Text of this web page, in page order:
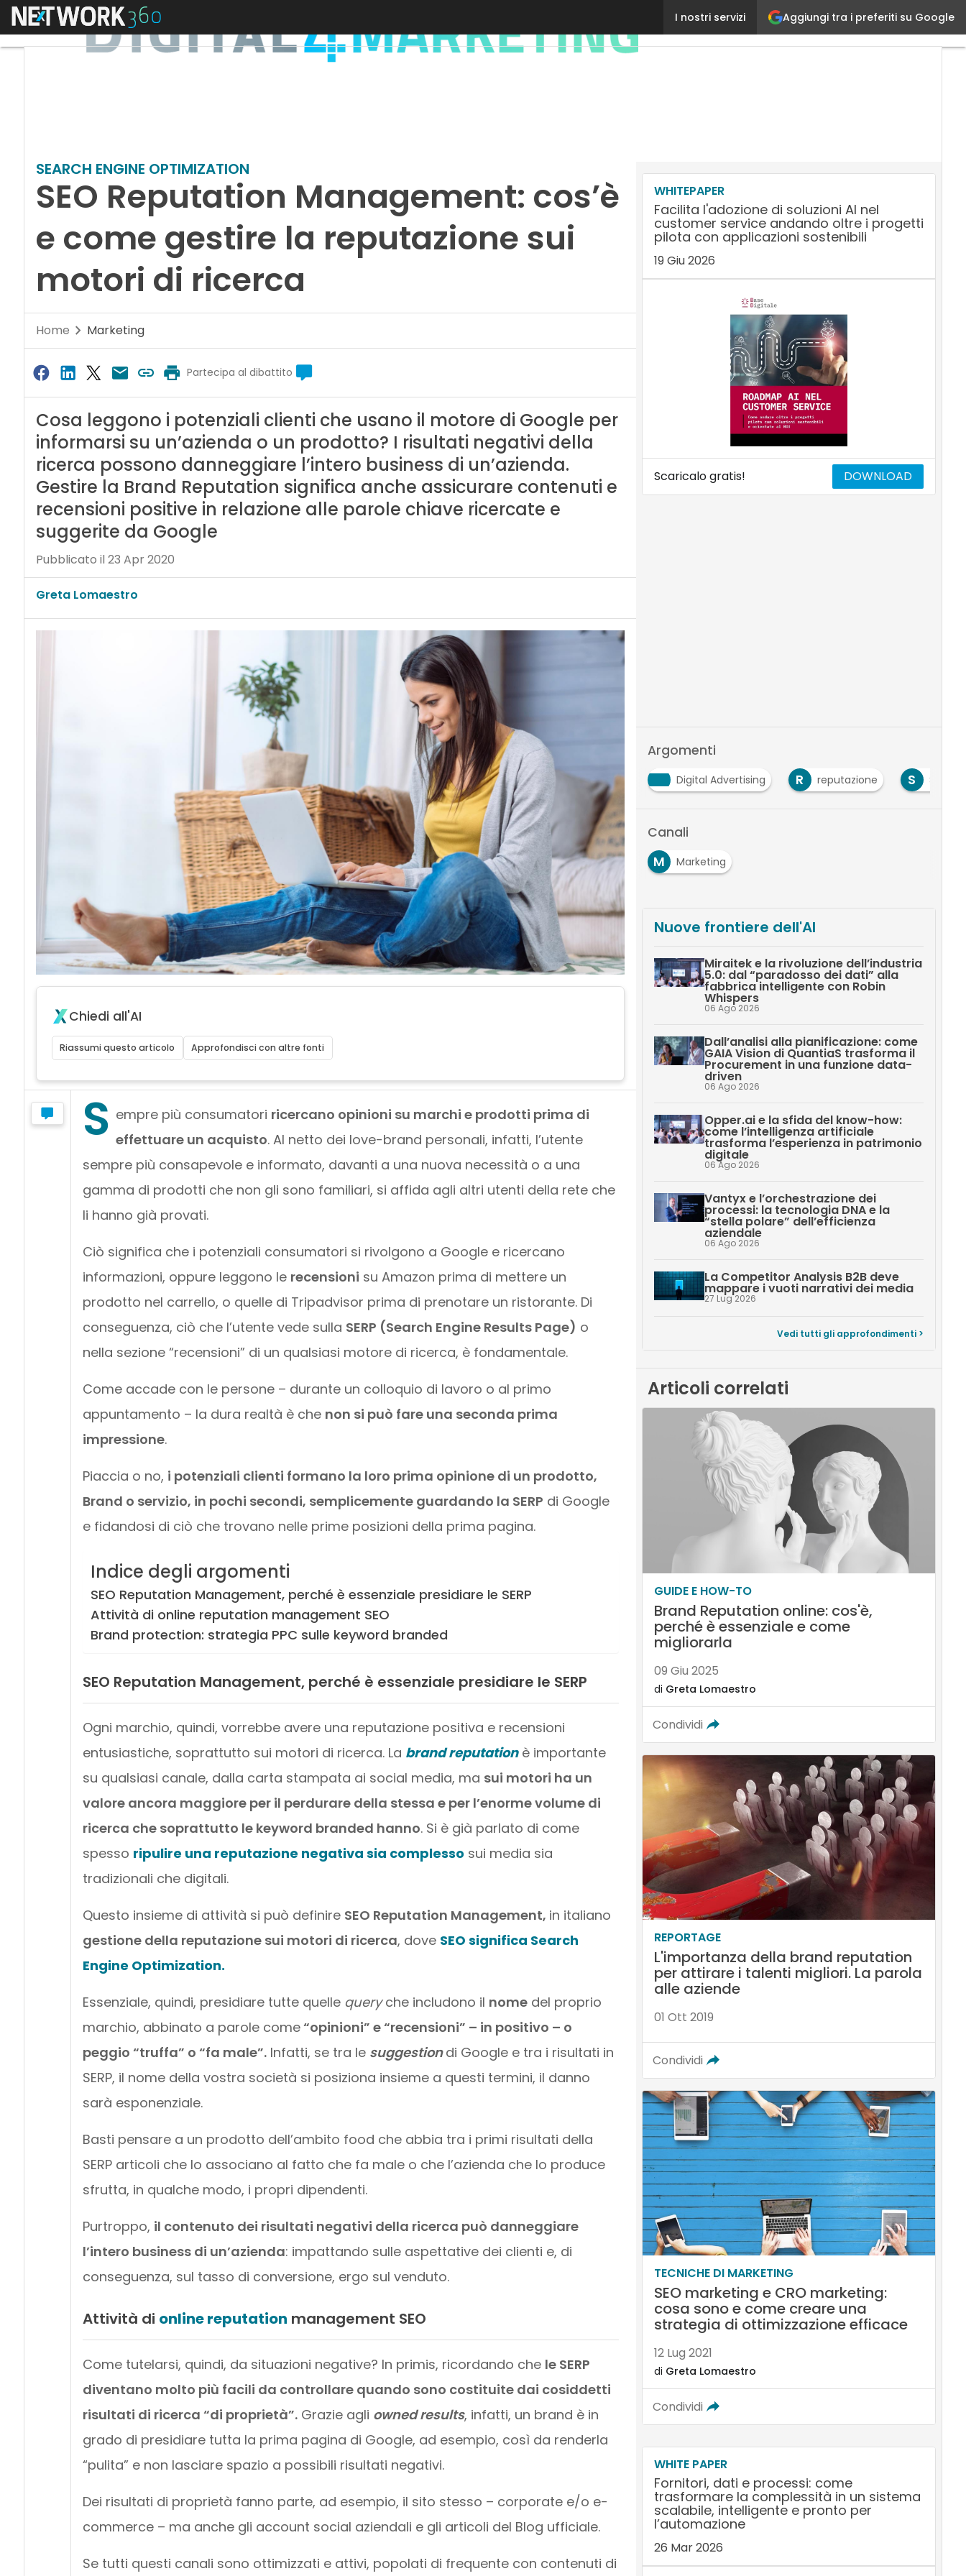
Aggiungi tra i preferiti su Google
I nostri servizi
Menu SEO Reputation Management: cos’è e come
SEARCH ENGINE OPTIMIZATION
SEO Reputation Management: cos’è
e come gestire la reputazione sui
motori di ricerca
Home Marketing
Partecipa al dibattito
Cosa leggono i potenziali clienti che usano il motore di Google per
informarsi su un’azienda o un prodotto? I risultati negativi della
ricerca possono danneggiare l’intero business di un’azienda.
Gestire la Brand Reputation significa anche assicurare contenuti e
recensioni positive in relazione alle parole chiave ricercate e
suggerite da Google
Pubblicato il 23 Apr 2020
Greta Lomaestro
Chiedi all'AI
Riassumi questo articolo Approfondisci con altre fonti
S empre più consumatori ricercano opinioni su marchi e prodotti prima di
effettuare un acquisto. Al netto dei love-brand personali, infatti, l’utente
sempre più consapevole e informato, davanti a una nuova necessità o a una
gamma di prodotti che non gli sono familiari, si affida agli altri utenti della rete che
li hanno già provati.
Ciò significa che i potenziali consumatori si rivolgono a Google e ricercano
informazioni, oppure leggono le recensioni su Amazon prima di mettere un
prodotto nel carrello, o quelle di Tripadvisor prima di prenotare un ristorante. Di
conseguenza, ciò che l’utente vede sulla SERP (Search Engine Results Page) o
nella sezione “recensioni” di un qualsiasi motore di ricerca, è fondamentale.
Come accade con le persone – durante un colloquio di lavoro o al primo
appuntamento – la dura realtà è che non si può fare una seconda prima
impressione.
Piaccia o no, i potenziali clienti formano la loro prima opinione di un prodotto,
Brand o servizio, in pochi secondi, semplicemente guardando la SERP di Google
e fidandosi di ciò che trovano nelle prime posizioni della prima pagina.
Indice degli argomenti
SEO Reputation Management, perché è essenziale presidiare le SERP
Attività di online reputation management SEO
Brand protection: strategia PPC sulle keyword branded
SEO Reputation Management, perché è essenziale presidiare le SERP
Ogni marchio, quindi, vorrebbe avere una reputazione positiva e recensioni
entusiastiche, soprattutto sui motori di ricerca. La brand reputationè importante
su qualsiasi canale, dalla carta stampata ai social media, ma sui motori ha un
valore ancora maggiore per il perdurare della stessa e per l’enorme volume di
ricerca che soprattutto le keyword branded hanno. Si è già parlato di come
spesso ripulire una reputazione negativa sia complesso sui media sia
tradizionali che digitali.
Questo insieme di attività si può definire SEO Reputation Management, in italiano
gestione della reputazione sui motori di ricerca, dove SEO significa Search
Engine Optimization.
Essenziale, quindi, presidiare tutte quelle queryche includono il nomedel proprio
marchio, abbinato a parole come“opinioni” e “recensioni” – in positivo – o
peggio “truffa” o “fa male”.Infatti, se tra le suggestion di Google e tra i risultati in
SERP, il nome della vostra società si posiziona insieme a questi termini, il danno
sarà esponenziale.
Basti pensare a un prodotto dell’ambito food che abbia tra i primi risultati della
SERP articoli che lo associano al fatto che fa male o che l’azienda che lo produce
sfrutta, in qualche modo, i propri dipendenti.
Purtroppo, il contenuto dei risultati negativi della ricerca può danneggiare
l’intero business di un’azienda: impattando sulle aspettative dei clienti e, di
conseguenza, sul tasso di conversione, ergo sul venduto.
Attività di online reputation management SEO
Come tutelarsi, quindi, da situazioni negative? In primis, ricordando che le SERP
diventano molto più facili da controllare quando sono costituite dai cosiddetti
risultati di ricerca “di proprietà”.Grazie agli owned results, infatti, un brand è in
grado di presidiare tutta la prima pagina di Google, ad esempio, così da renderla
“pulita” e non lasciare spazio a possibili risultati negativi.
Dei risultati di proprietà fanno parte, ad esempio, il sito stesso – corporate e/o e-
commerce – ma anche gli account social aziendali e gli articoli del Blog ufficiale.
Se tutti questi canali sono ottimizzati e attivi, popolati di frequente con contenuti di
WHITEPAPER
Facilita l'adozione di soluzioni AI nel
customer service andando oltre i progetti
pilota con applicazioni sostenibili
19 Giu 2026
Scaricalo gratis! DOWNLOAD
Argomenti
B
brand awareness Digital Advertising R reputazione S SEO
Canali
M
Marketing
Nuove frontiere dell'AI
Miraitek e la rivoluzione dell’industria
5.0: dal “paradosso dei dati” alla
fabbrica intelligente con Robin
Whispers
06 Ago 2026
Dall’analisi alla pianificazione: come
GAIA Vision di QuantiaS trasforma il
Procurement in una funzione data-
driven
06 Ago 2026
Opper.ai e la sfida del know-how:
come l’intelligenza artificiale
trasforma l’esperienza in patrimonio
digitale
06 Ago 2026
Vantyx e l’orchestrazione dei
processi: la tecnologia DNA e la
“stella polare” dell’efficienza
aziendale
06 Ago 2026
La Competitor Analysis B2B deve
mappare i vuoti narrativi dei media
27 Lug 2026
Vedi tutti gli approfondimenti >
Articoli correlati
GUIDE E HOW-TO
Brand Reputation online: cos'è,
perché è essenziale e come
migliorarla
09 Giu 2025
di Greta Lomaestro
Condividi
REPORTAGE
L'importanza della brand reputation
per attirare i talenti migliori. La parola
alle aziende
01 Ott 2019
Condividi
TECNICHE DI MARKETING
SEO marketing e CRO marketing:
cosa sono e come creare una
strategia di ottimizzazione efficace
12 Lug 2021
di Greta Lomaestro
Condividi
WHITE PAPER
Fornitori, dati e processi: come
trasformare la complessità in un sistema
scalabile, intelligente e pronto per
l’automazione
26 Mar 2026